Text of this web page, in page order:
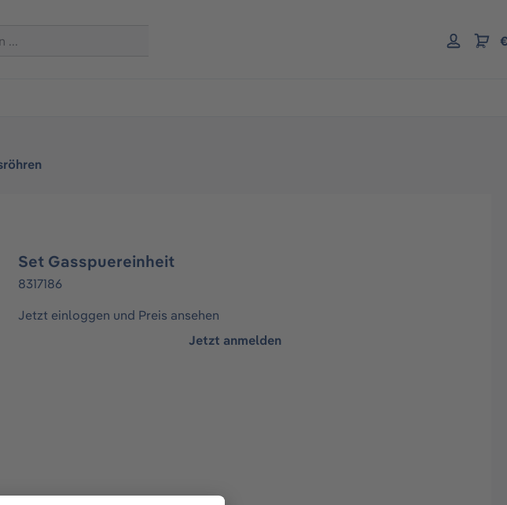
Set Gasspuereinheit
8317186
Jetzt einloggen und Preis ansehen
Jetzt anmelden